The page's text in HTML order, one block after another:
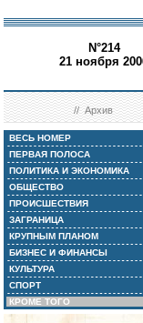
N°214
21 ноября
//Архив
ВЕСЬ НОМЕР
ПЕРВАЯ ПОЛОСА
ПОЛИТИКА И ЭКОНОМИКА
ОБЩЕСТВО
ПРОИСШЕСТВИЯ
ЗАГРАНИЦА
КРУПНЫМ ПЛАНОМ
БИЗНЕС И ФИНАНСЫ
КУЛЬТУРА
СПОРТ
КРОМЕ ТОГО